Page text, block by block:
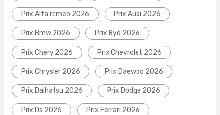
Prix Alfa romeo 2026 Prix Audi 2026
Prix Bmw 2026 Prix Byd 2026
Prix Chery 2026 Prix Chevrolet 2026
Prix Chrysler 2026 Prix Daewoo 2026
Prix Daihatsu 2026 Prix Dodge 2026
Prix Ds 2026 Prix Ferrari 2026